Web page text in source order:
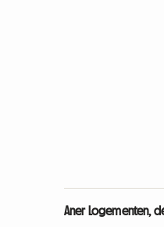
Aner Logementen,